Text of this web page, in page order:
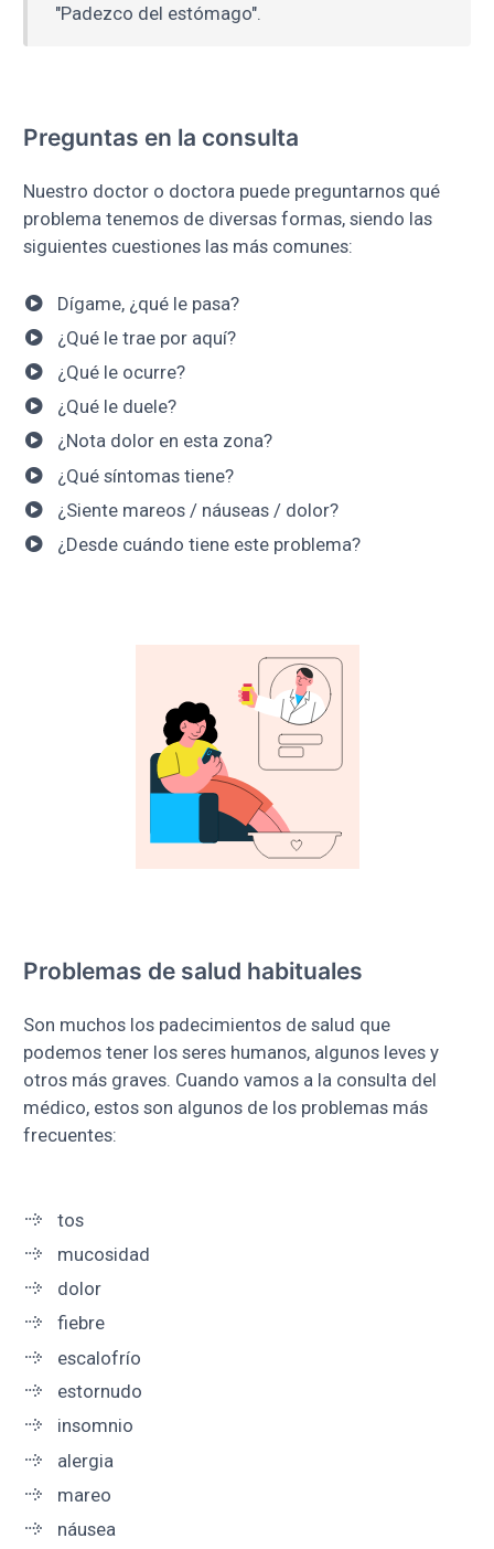
"Padezco del estómago".
Preguntas en la consulta
Nuestro doctor o doctora puede preguntarnos qué
problema tenemos de diversas formas, siendo las
siguientes cuestiones las más comunes:
Dígame, ¿qué le pasa?
¿Qué le trae por aquí?
¿Qué le ocurre?
¿Qué le duele?
¿Nota dolor en esta zona?
¿Qué síntomas tiene?
¿Siente mareos / náuseas / dolor?
¿Desde cuándo tiene este problema?
Problemas de salud habituales
Son muchos los padecimientos de salud que
podemos tener los seres humanos, algunos leves y
otros más graves. Cuando vamos a la consulta del
médico, estos son algunos de los problemas más
frecuentes:
tos
mucosidad
dolor
fiebre
escalofrío
estornudo
insomnio
alergia
mareo
náusea